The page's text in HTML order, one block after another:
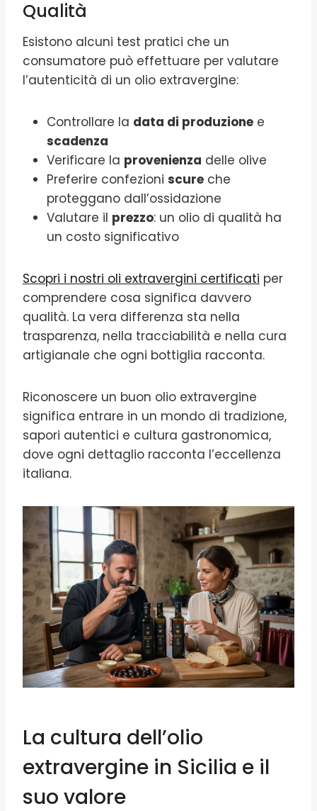
Qualità
Esistono alcuni test pratici che un
consumatore può effettuare per valutare
l’autenticità di un olio extravergine:
Controllare la data di produzione e
scadenza
Verificare la provenienza delle olive
Preferire confezioni scure che
proteggano dall’ossidazione
Valutare il prezzo: un olio di qualità ha
un costo significativo
Scopri i nostri oli extravergini certificati per
comprendere cosa significa davvero
qualità. La vera differenza sta nella
trasparenza, nella tracciabilità e nella cura
artigianale che ogni bottiglia racconta.
Riconoscere un buon olio extravergine
significa entrare in un mondo di tradizione,
sapori autentici e cultura gastronomica,
dove ogni dettaglio racconta l’eccellenza
italiana.
La cultura dell’olio
extravergine in Sicilia e il
suo valore